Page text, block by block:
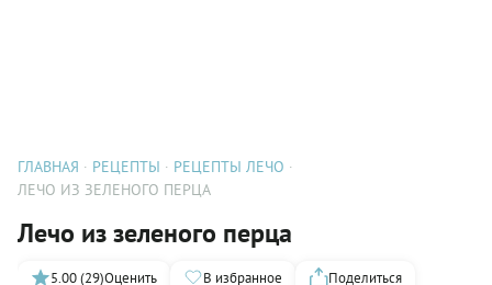
ГЛАВНАЯ РЕЦЕПТЫ
РЕЦЕПТЫ ЛЕЧО
ЛЕЧО ИЗ ЗЕЛЕНОГО ПЕРЦА
Лечо из зеленого перца
5.00 (29)Оценить В избранное
Поделиться